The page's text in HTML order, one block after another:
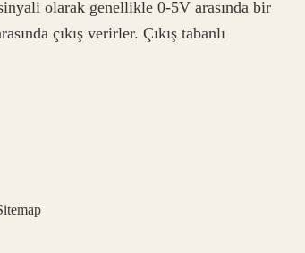
olarak genellikle 0-5V arasında bir
çıkış verirler. Çıkış tabanlı